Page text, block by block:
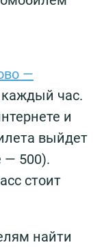
—
каждый час.
и
выйдет
— 500).
стоит
найти